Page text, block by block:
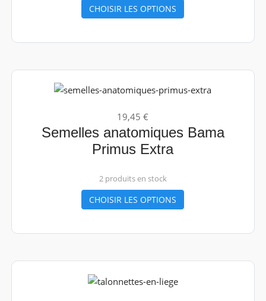
CHOISIR LES OPTIONS
19,45 €
Semelles anatomiques Bama
Primus Extra
2 produits en stock
CHOISIR LES OPTIONS